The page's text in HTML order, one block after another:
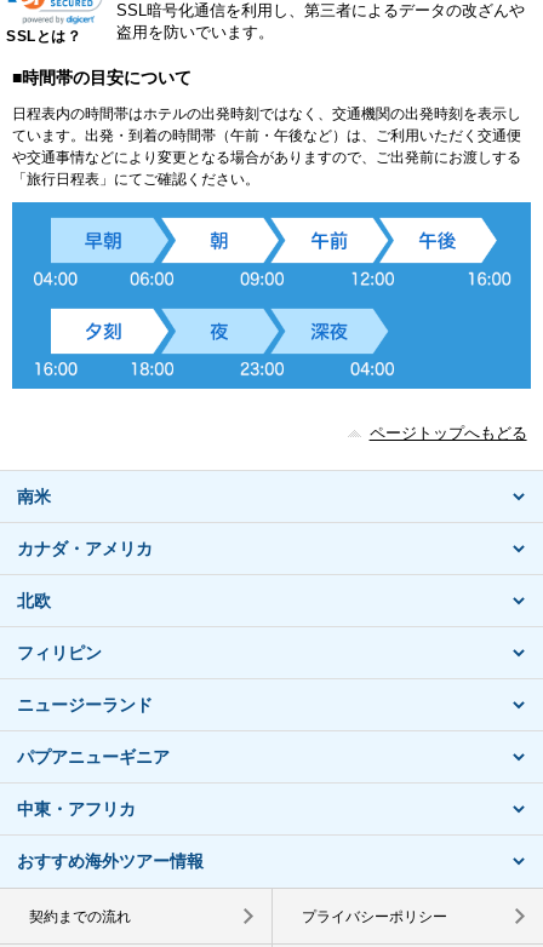
SSLとは？
SSL暗号化通信を利用し、第三者によるデータの改ざんや
盗用を防いでいます。
■時間帯の目安について
日程表内の時間帯はホテルの出発時刻ではなく、交通機関の出発時刻を表示し
ています。出発・到着の時間帯（午前・午後など）は、ご利用いただく交通便
や交通事情などにより変更となる場合がありますので、ご出発前にお渡しする
「旅行日程表」にてご確認ください。
ページトップへもどる
南米
カナダ・アメリカ
北欧
フィリピン
ニュージーランド
パプアニューギニア
中東・アフリカ
おすすめ海外ツアー情報
契約までの流れ プライバシーポリシー